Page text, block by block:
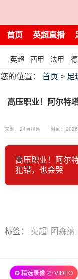
首页 英超直播
英超 西甲 法甲
您的位置： 首页 > 足
高压职业！阿尔特
来源：24直播网 时间：
高压职业！阿尔
犯错，也会哭
标签 ： 英超 阿森纳
✪ 精选录像 ㉔ VIDEO